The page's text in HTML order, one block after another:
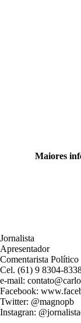
Maiores
Jornalista
Apresentador
Comentarista Político
Cel. (61) 9 8304-
e-mail:
Facebook:
Twitter: @magnopb
Instagran: